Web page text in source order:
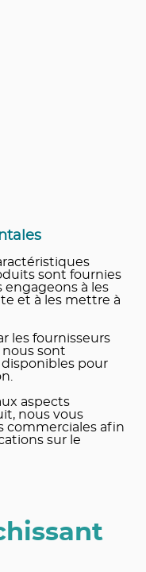
sont fournies
engageons à les
et à les mettre à
les fournisseurs
nous sont
pour
aspects
nous vous
commerciales afin
sur le